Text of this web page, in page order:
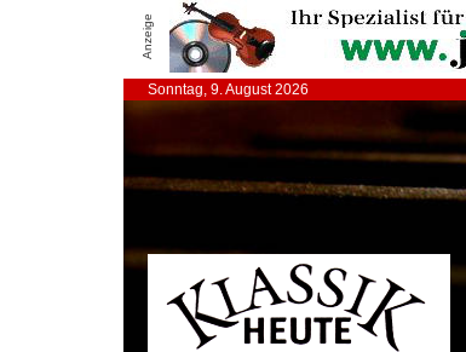
Anzeige
Sonntag, 9. August 2026